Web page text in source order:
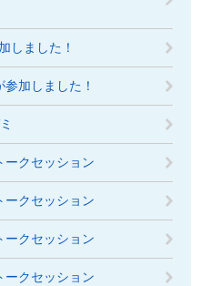
しました！
加しました！
クセッション
クセッション
クセッション
クセッション